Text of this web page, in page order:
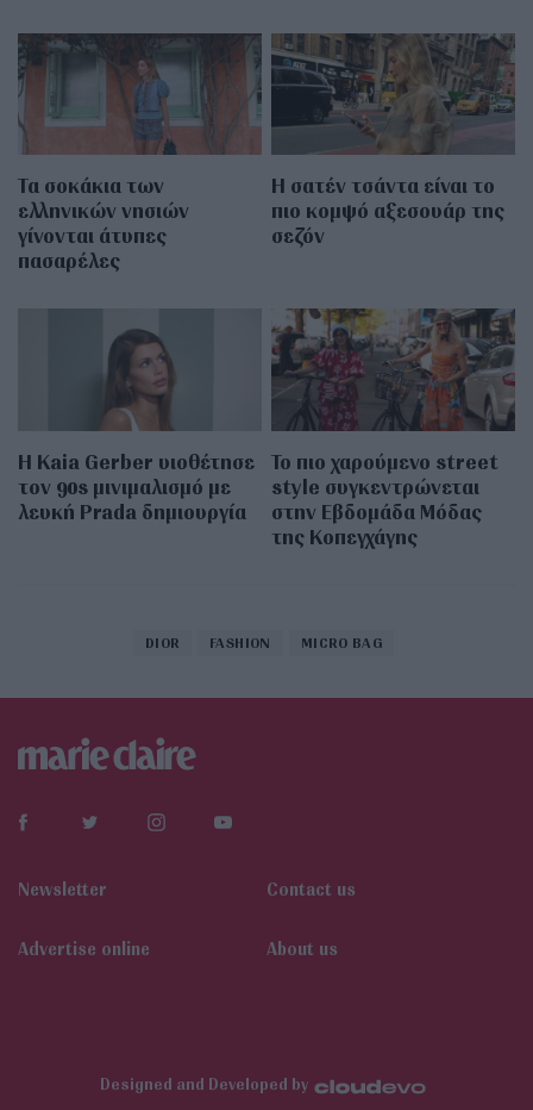
Τα σοκάκια των
ελληνικών νησιών
γίνονται άτυπες
πασαρέλες
Η σατέν τσάντα είναι το
πιο κομψό αξεσουάρ της
σεζόν
Η Kaia Gerber υιοθέτησε
τον 90s μινιμαλισμό με
λευκή Prada δημιουργία
Το πιο χαρούμενο street
style συγκεντρώνεται
στην Εβδομάδα Μόδας
της Κοπεγχάγης
DIOR FASHION MICRO BAG
Newsletter Contact us
Αdvertise online About us
Designed and Developed by